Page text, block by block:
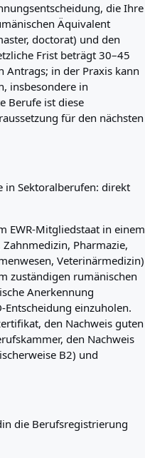
die Ihre
Äquivalent
doctorat) und den
Frist beträgt 30–45
Antrags; in der Praxis kann
insbesondere in
Berufe ist diese
für den nächsten
in Sektoralberufen: direkt
EWR-Mitgliedstaat in einem
Pharmazie,
Veterinärmedizin)
zuständigen rumänischen
Anerkennung
Entscheidung einzuholen.
den Nachweis guten
den Nachweis
B2) und
die Berufsregistrierung